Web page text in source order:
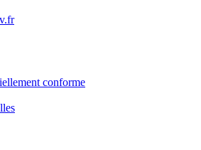
conforme